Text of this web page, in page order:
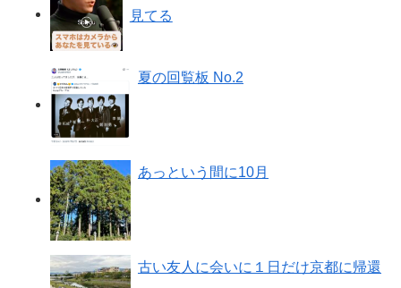
見てる
夏の回覧板 No.2
あっという間に10月
古い友人に会いに１日だけ京都に帰還